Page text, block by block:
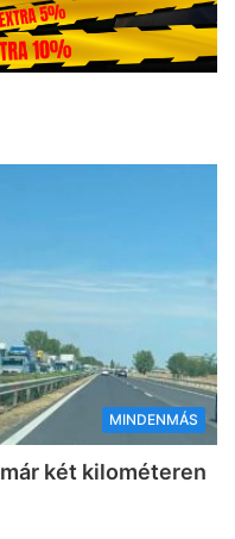
MINDENMÁS
két kilométeren